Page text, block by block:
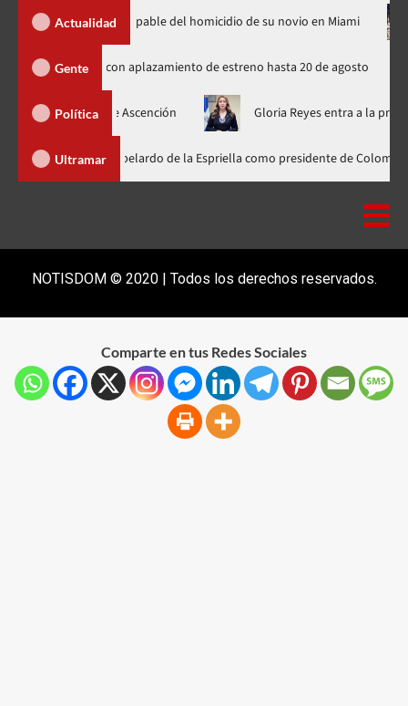
Actualidad
declara culpable del homicidio de su novio en Miami El
Gente
de Spider-Man indignados con aplazamiento de estreno hasta 20 de
Política
Deligne Ascención Gloria Reyes entra a la primera línea
Ultramar
participa en la investidura de Abelardo de la Espriella como
NOTISDOM © 2020 | Todos los derechos reservados.
Comparte en tus Redes Sociales